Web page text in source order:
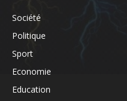
Société
Politique
Sport
Economie
Education